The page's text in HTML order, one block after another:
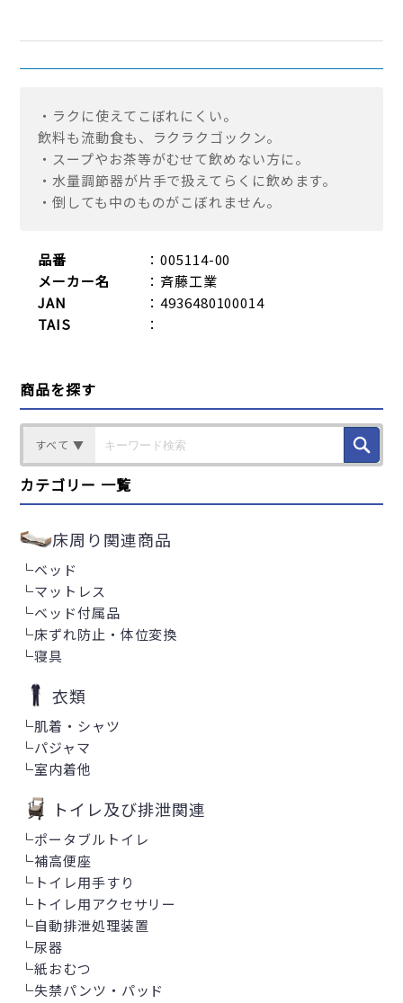
・ラクに使えてこぼれにくい。
飲料も流動食も、ラクラクゴックン。
・スープやお茶等がむせて飲めない方に。
・水量調節器が片手で扱えてらくに飲めます。
・倒しても中のものがこぼれません。
品番
：005114-00
メーカー名
：斉藤工業
JAN
：4936480100014
TAIS
：
商品を探す
すべて ▼
カテゴリー 一覧
床周り関連商品
└ベッド
└マットレス
└ベッド付属品
└床ずれ防止・体位変換
└寝具
衣類
└肌着・シャツ
└パジャマ
└室内着他
トイレ及び排泄関連
└ポータブルトイレ
└補高便座
└ トイレ用手すり
└ トイレ用アクセサリー
└自動排泄処理装置
└尿器
└紙おむつ
└失禁パンツ・パッド